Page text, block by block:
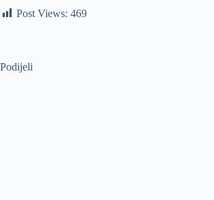
Post Views: 469
Podijeli